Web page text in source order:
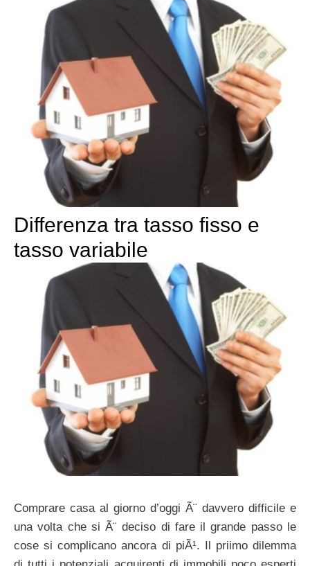
Differenza tra tasso fisso e
tasso variabile
Comprare casa al giorno d’oggi Ã¨ davvero difficile e
una volta che si Ã¨ deciso di fare il grande passo le
cose si complicano ancora di piÃ¹. Il priimo dilemma